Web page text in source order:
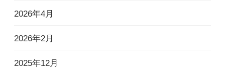
2026年4月
2026年2月
2025年12月